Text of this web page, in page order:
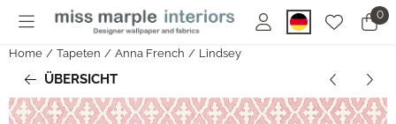
Cookie-Einstellungen sind derzeit geschlossen. 0
Home / Tapeten / Anna French / Lindsey
ÜBERSICHT